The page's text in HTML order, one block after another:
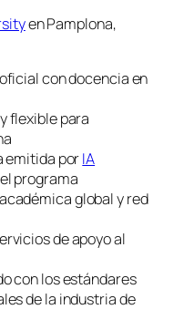
en Pamplona,
con docencia en
flexible para
emitida porIA
programa
global y red
de apoyo al
con los estándares
de la industria de